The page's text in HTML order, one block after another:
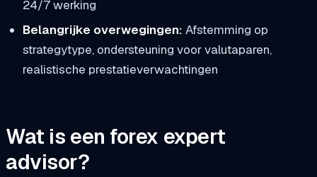
24/7 werking
Belangrijke overwegingen: Afstemming op
strategytype, ondersteuning voor valutaparen,
realistische prestatieverwachtingen
Wat is een forex expert
advisor?